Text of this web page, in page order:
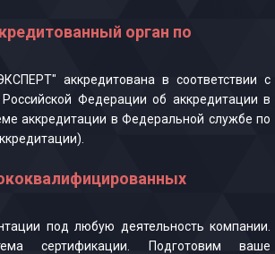
орган по
аккредитована в соответствии с
Российской Федерации об аккредитации в
аккредитации в Федеральной службе по
под любую деятельность компании.
сертификации. Подготовим ваше